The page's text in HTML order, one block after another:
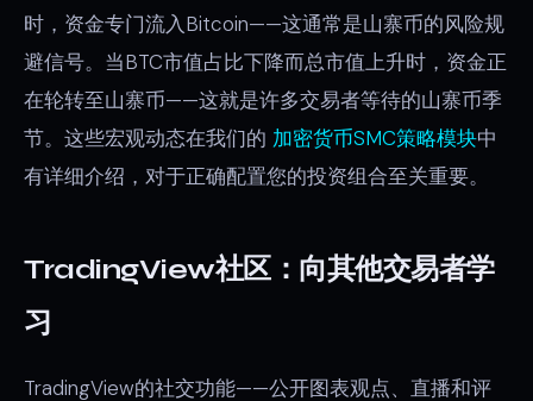
时，资金专门流入Bitcoin——这通常是山寨币的风险规
避信号。当BTC市值占比下降而总市值上升时，资金正
在轮转至山寨币——这就是许多交易者等待的山寨币季
节。这些宏观动态在我们的 加密货币SMC策略模块中
有详细介绍，对于正确配置您的投资组合至关重要。
TradingView社区：向其他交易者学
习
TradingView的社交功能——公开图表观点、直播和评